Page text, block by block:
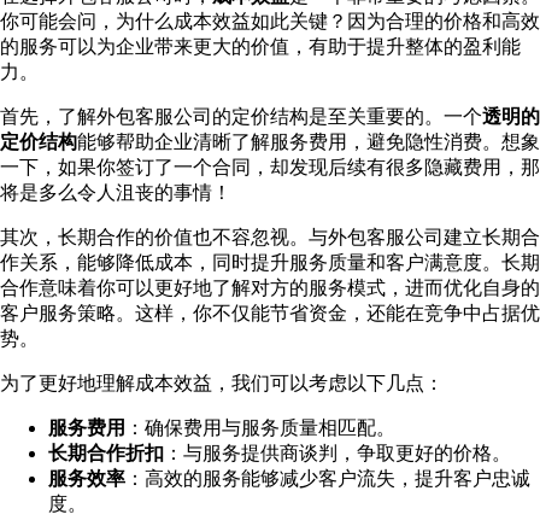
你可能会问，为什么成本效益如此关键？因为合理的价格和高效
的服务可以为企业带来更大的价值，有助于提升整体的盈利能
力。
首先，了解外包客服公司的定价结构是至关重要的。一个透明的
定价结构能够帮助企业清晰了解服务费用，避免隐性消费。想象
一下，如果你签订了一个合同，却发现后续有很多隐藏费用，那
将是多么令人沮丧的事情！
其次，长期合作的价值也不容忽视。与外包客服公司建立长期合
作关系，能够降低成本，同时提升服务质量和客户满意度。长期
合作意味着你可以更好地了解对方的服务模式，进而优化自身的
客户服务策略。这样，你不仅能节省资金，还能在竞争中占据优
势。
为了更好地理解成本效益，我们可以考虑以下几点：
服务费用 ：确保费用与服务质量相匹配。
长期合作折扣 ：与服务提供商谈判，争取更好的价格。
服务效率 ：高效的服务能够减少客户流失，提升客户忠诚
度。